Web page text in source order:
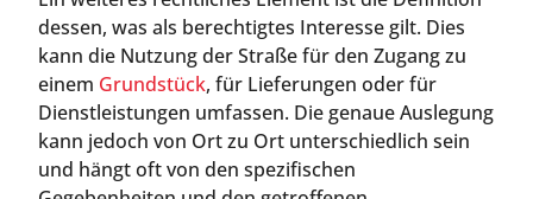
dessen, was als berechtigtes Interesse gilt. Dies
kann die Nutzung der Straße für den Zugang zu
einem Grundstück, für Lieferungen oder für
Dienstleistungen umfassen. Die genaue Auslegung
kann jedoch von Ort zu Ort unterschiedlich sein
und hängt oft von den spezifischen